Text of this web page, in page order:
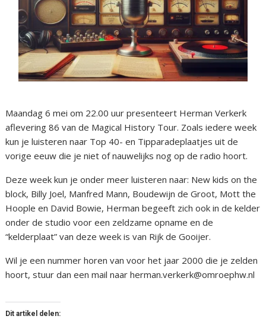
Maandag 6 mei om 22.00 uur presenteert Herman Verkerk
aflevering 86 van de Magical History Tour. Zoals iedere week
kun je luisteren naar Top 40- en Tipparadeplaatjes uit de
vorige eeuw die je niet of nauwelijks nog op de radio hoort.
Deze week kun je onder meer luisteren naar: New kids on the
block, Billy Joel, Manfred Mann, Boudewijn de Groot, Mott the
Hoople en David Bowie, Herman begeeft zich ook in de kelder
onder de studio voor een zeldzame opname en de
“kelderplaat” van deze week is van Rijk de Gooijer.
Wil je een nummer horen van voor het jaar 2000 die je zelden
hoort, stuur dan een mail naar herman.verkerk@omroephw.nl
Dit artikel delen: